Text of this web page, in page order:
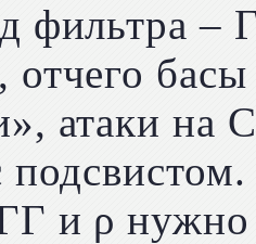
фильтра –
атаки на
и ρ